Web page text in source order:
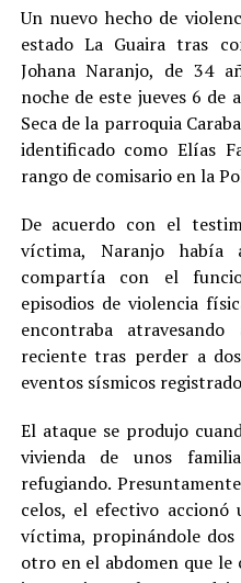
Un nuevo hecho de
estado La Guaira tras
Johana Naranjo, de 34
noche de este jueves 6 de
Seca de la parroquia
identificado como Elías
rango de comisario en la
De acuerdo con el
víctima, Naranjo había
compartía con el
episodios de violencia
encontraba
reciente tras perder a
eventos sísmicos
El ataque se produjo
vivienda de unos
refugiando.
celos, el efectivo
víctima, propinándole
otro en el abdomen que